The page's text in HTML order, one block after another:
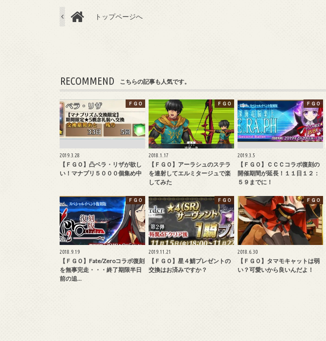
トップページへ
RECOMMEND こちらの記事も人気です。
ＦＧＯ
2019.3.28
【ＦＧＯ】凸ベラ・リザが欲し
い！マナプリ５０００個集め中
ＦＧＯ
2018.1.17
【ＦＧＯ】アーラシュのステラ
を連射してエルミタージュで楽
してみた
ＦＧＯ
2019.3.5
【ＦＧＯ】ＣＣＣコラボ復刻の
開催期間が延長！１１日１２：
５９までに！
ＦＧＯ
2018.9.19
【ＦＧＯ】Fate/Zeroコラボ復刻
を無事完走・・・終了期限半日
前の追…
ＦＧＯ
2019.11.21
【ＦＧＯ】星４鯖プレゼントの
交換はお済みですか？
ＦＧＯ
2018.6.30
【ＦＧＯ】タマモキャットは弱
い？可愛いから良いんだよ！